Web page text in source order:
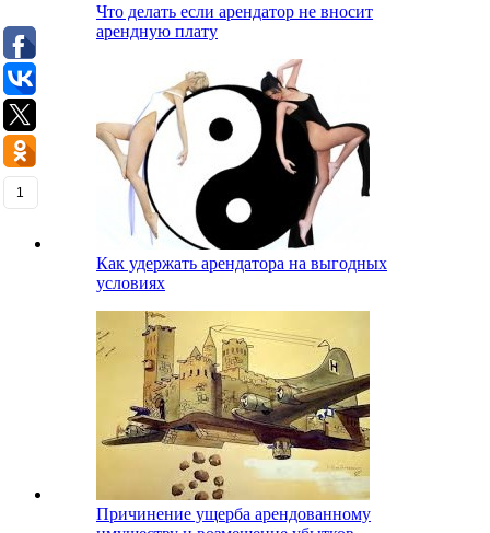
Что делать если арендатор не вносит
арендную плату
Как удержать арендатора на выгодных
условиях
Причинение ущерба арендованному
1